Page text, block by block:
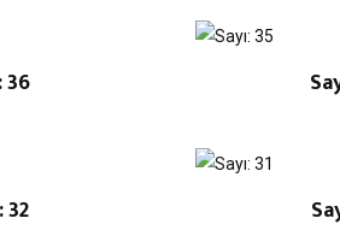
36
32